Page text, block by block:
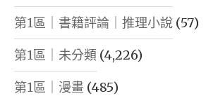
第1區｜書籍評論｜推理小說 (57)
第1區｜未分類 (4,226)
第1區｜漫畫 (485)